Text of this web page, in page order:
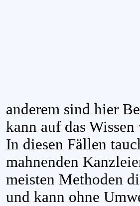
anderem sind hier
kann auf das
In diesen Fällen
mahnenden
meisten Methoden
und kann ohne